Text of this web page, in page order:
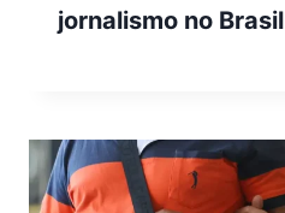
jornalismo no Brasil